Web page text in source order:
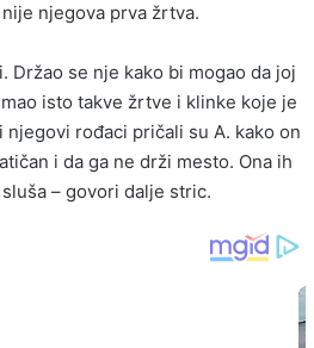
njegova prva žrtva.
Držao se nje kako bi mogao da joj
isto takve žrtve i klinke koje je
njegovi rođaci pričali su A. kako on
i da ga ne drži mesto. Ona ih
– govori dalje stric.